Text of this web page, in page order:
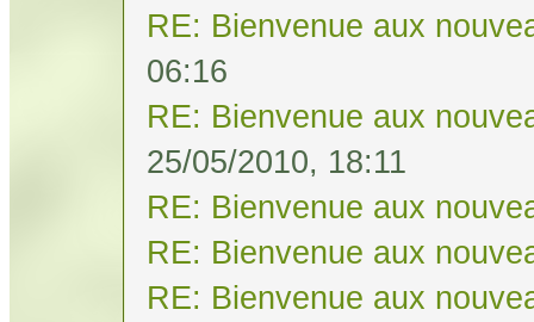
RE: Bienvenue aux
06:16
RE: Bienvenue aux
25/05/2010, 18:11
RE: Bienvenue aux
RE: Bienvenue aux
RE: Bienvenue aux